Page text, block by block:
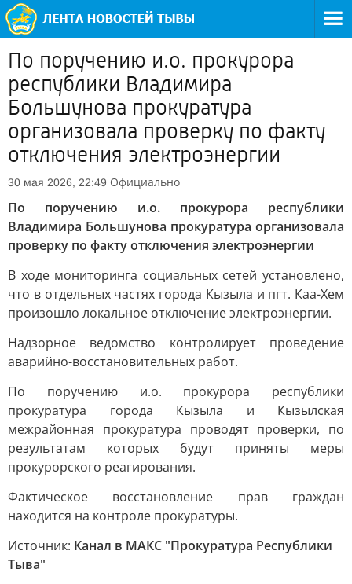
По поручению и.о. прокурора
республики Владимира
Большунова прокуратура
организовала проверку по факту
отключения электроэнергии
30 мая 2026, 22:49 Официально
По поручению и.о. прокурора республики
Владимира Большунова прокуратура организовала
проверку по факту отключения электроэнергии
В ходе мониторинга социальных сетей установлено,
что в отдельных частях города Кызыла и пгт. Каа-Хем
произошло локальное отключение электроэнергии.
Надзорное ведомство контролирует проведение
аварийно-восстановительных работ.
По поручению и.о. прокурора республики
прокуратура города Кызыла и Кызылская
межрайонная прокуратура проводят проверки, по
результатам которых будут приняты меры
прокурорского реагирования.
Фактическое восстановление прав граждан
находится на контроле прокуратуры.
Источник: Канал в МАКС "Прокуратура Республики
Тыва"